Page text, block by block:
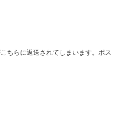
ちらに返送されてしまいます。ポス